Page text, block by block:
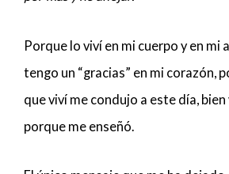
Porque lo viví en mi cuerpo y en mi
tengo un “gracias” en mi corazón,
que viví me condujo a este día, bien
porque me enseñó.